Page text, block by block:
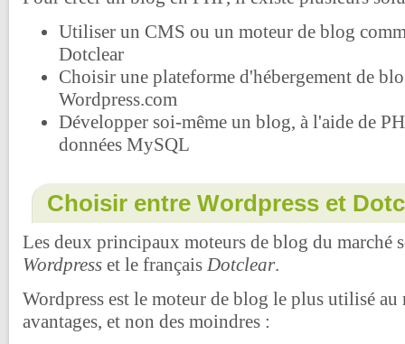
Utiliser un CMS ou un moteur de blog
Dotclear
Choisir une plateforme d'hébergement de
Wordpress.com
Développer soi-même un blog, à l'aide de
données MySQL
Choisir entre Wordpress et
Les deux principaux moteurs de blog du marché
Wordpress et le français Dotclear.
Wordpress est le moteur de blog le plus utilisé
avantages, et non des moindres :